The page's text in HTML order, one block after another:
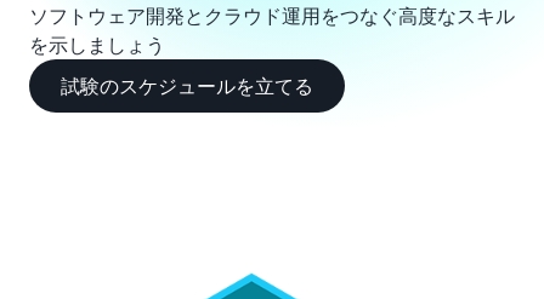
ソフトウェア開発とクラウド運用をつなぐ高度なスキル
を示しましょう
試験のスケジュールを立てる